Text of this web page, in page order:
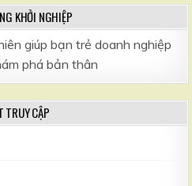
KHỞI NGHIỆP
giúp bạn trẻ doanh nghiệp
phá bản thân
TRUY CẬP